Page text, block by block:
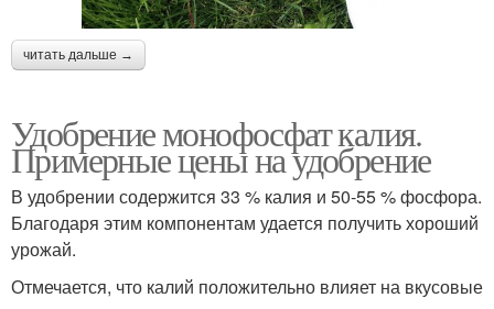
читать дальше →
Удобрение монофосфат калия.
Примерные цены на удобрение
В удобрении содержится 33 % калия и 50-55 % фосфора.
Благодаря этим компонентам удается получить хороший
урожай.
Отмечается, что калий положительно влияет на вкусовые